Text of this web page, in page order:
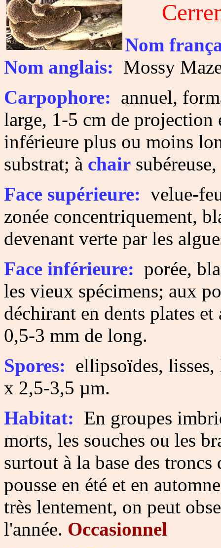
Nom
Nom anglais: Mossy
Carpophore: annuel,
large, 1-5 cm de projection
inférieure plus ou moins
substrat; à chair
Face supérieure: velue-
zonée concentriquement,
devenant verte par les
Face inférieure: porée,
les vieux spécimens; aux
déchirant en dents plates
0,5-3 mm de long.
Spores: ellipsoïdes,
x 2,5-3,5 µm.
Habitat: En groupes
morts, les souches ou les
surtout à la base des
pousse en été et en
très lentement, on peut
l'année. Occasionnel